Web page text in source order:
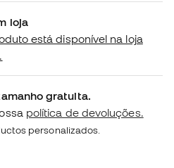
loja
está disponível na loja
gratuita.
política de devoluções.
personalizados.